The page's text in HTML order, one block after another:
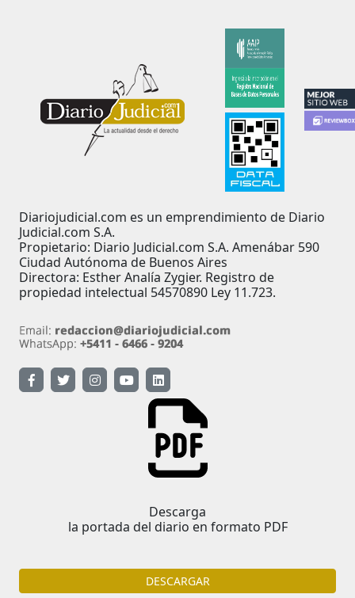
Diariojudicial.com es un emprendimiento de Diario
Judicial.com S.A.
Propietario: Diario Judicial.com S.A. Amenábar 590
Ciudad Autónoma de Buenos Aires
Directora: Esther Analía Zygier. Registro de
propiedad intelectual 54570890 Ley 11.723.
Descarga
la portada del diario en formato PDF
DESCARGAR